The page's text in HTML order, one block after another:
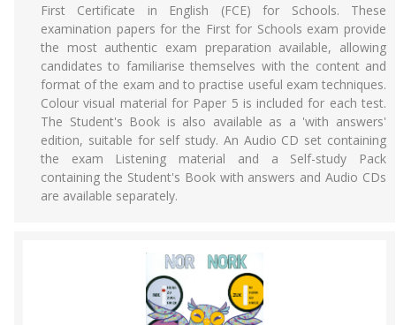
First Certificate in English (FCE) for Schools. These
examination papers for the First for Schools exam provide
the most authentic exam preparation available, allowing
candidates to familiarise themselves with the content and
format of the exam and to practise useful exam techniques.
Colour visual material for Paper 5 is included for each test.
The Student's Book is also available as a 'with answers'
edition, suitable for self study. An Audio CD set containing
the exam Listening material and a Self-study Pack
containing the Student's Book with answers and Audio CDs
are available separately.